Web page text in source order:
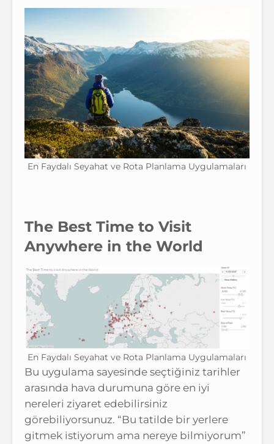
En Faydalı Seyahat ve Rota Planlama Uygulamaları
The Best Time to Visit
Anywhere in the World
En Faydalı Seyahat ve Rota Planlama Uygulamaları
Bu uygulama sayesinde seçtiğiniz tarihler
arasında hava durumuna göre en iyi
nereleri ziyaret edebilirsiniz
görebiliyorsunuz. “Bu tatilde bir yerlere
gitmek istiyorum ama nereye bilmiyorum”